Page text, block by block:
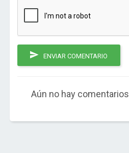
ENVIAR COMENTARIO
Aún no hay